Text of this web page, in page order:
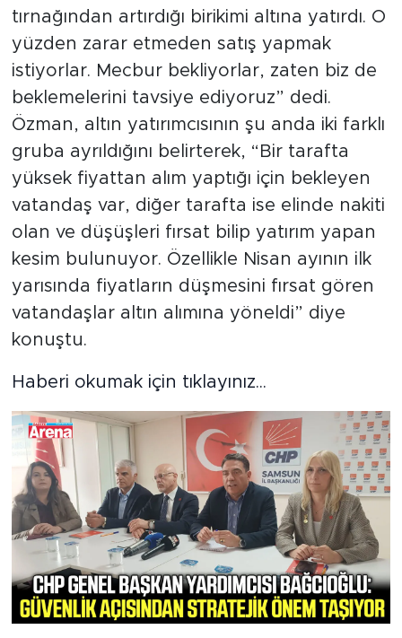
tırnağından artırdığı birikimi altına yatırdı. O
yüzden zarar etmeden satış yapmak
istiyorlar. Mecbur bekliyorlar, zaten biz de
beklemelerini tavsiye ediyoruz” dedi.
Özman, altın yatırımcısının şu anda iki farklı
gruba ayrıldığını belirterek, “Bir tarafta
yüksek fiyattan alım yaptığı için bekleyen
vatandaş var, diğer tarafta ise elinde nakiti
olan ve düşüşleri fırsat bilip yatırım yapan
kesim bulunuyor. Özellikle Nisan ayının ilk
yarısında fiyatların düşmesini fırsat gören
vatandaşlar altın alımına yöneldi” diye
konuştu.
Haberi okumak için tıklayınız...